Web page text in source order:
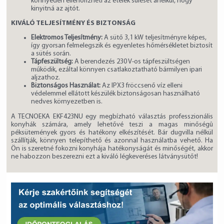
kinyitná az ajtót.
KIVÁLÓ TELJESÍTMÉNY ÉS BIZTONSÁG
Elektromos Teljesítmény:A sütő 3,1 kW teljesítményre képes,
így gyorsan felmelegszik és egyenletes hőmérsékletet biztosít
a sütés során.
Tápfeszültség:A berendezés 230 V-os tápfeszültségen
működik, ezáltal könnyen csatlakoztatható bármilyen ipari
aljzathoz.
Biztonságos Használat:Az IPX3 fröccsenő víz elleni
védelemmel ellátott készülék biztonságosan használható
nedves környezetben is.
A TECNOEKA EKF423NU egy megbízható választás professzionális
konyhák számára, amely lehetővé teszi a magas minőségû
péksütemények gyors és hatékony elkészítését. Bár dugvilla nélkül
szállítják, könnyen telepíthető és azonnal használatba vehető. Ha
Ön is szeretné fokozni konyhája hatékonyságát és minőségét, akkor
ne habozzon beszerezni ezt a kiváló légkeveréses látványsütőt!